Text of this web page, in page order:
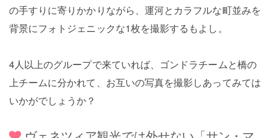
の手すりに寄りかかりながら、運河とカラフルな町並みを
背景にフォトジェニックな1枚を撮影するもよし。
4人以上のグループで来ていれば、ゴンドラチームと橋の
上チームに分かれて、お互いの写真を撮影しあってみては
いかがでしょうか？